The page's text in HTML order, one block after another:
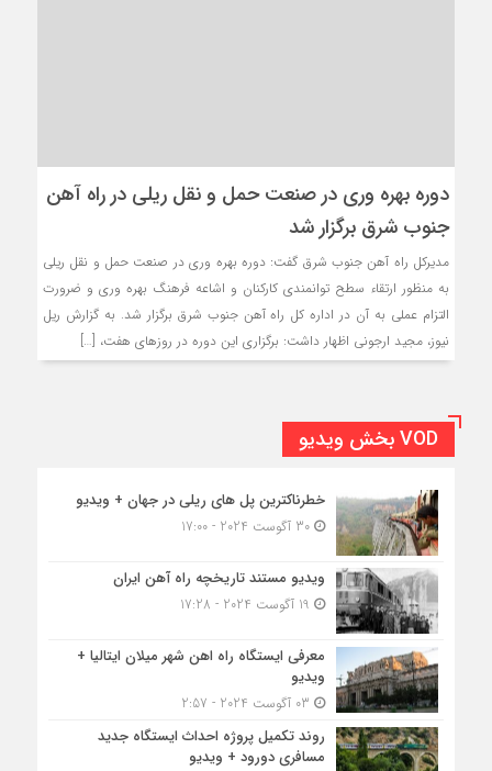
دوره بهره وري در صنعت حمل و نقل ريلي در راه آهن
جنوب شرق برگزار شد
مديركل راه آهن جنوب شرق گفت: دوره بهره وري در صنعت حمل و نقل ريلي
به منظور ارتقاء سطح توانمندي كاركنان و اشاعه فرهنگ بهره وري و ضرورت
التزام عملي به آن در اداره كل راه آهن جنوب شرق برگزار شد. به گزارش ریل
نیوز، مجيد ارجوني اظهار داشت: برگزاري اين دوره در روزهاي هفت، […]
VOD بخش ویدیو
خطرناکترین پل های ریلی در جهان + ویدیو
30 آگوست 2024 - 17:00
ویدیو مستند تاریخچه راه آهن ایران
معرفی ایستگاه راه اهن شهر میلان ایتالیا +
ویدیو
روند تکمیل پروژه احداث ایستگاه جدید
مسافری دورود + ویدیو